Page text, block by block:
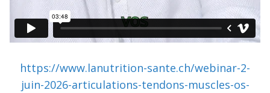
https://www.lanutrition-sante.ch/webinar-2-
juin-2026-articulations-tendons-muscles-os-